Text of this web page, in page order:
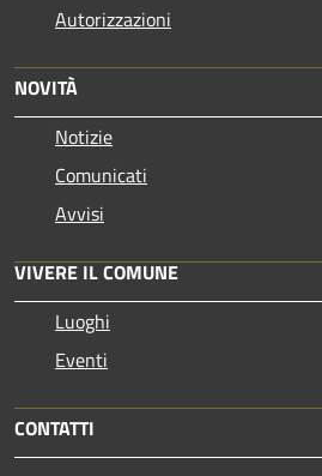
Autorizzazioni
NOVITÀ
Notizie
Comunicati
Avvisi
VIVERE IL COMUNE
Luoghi
Eventi
CONTATTI